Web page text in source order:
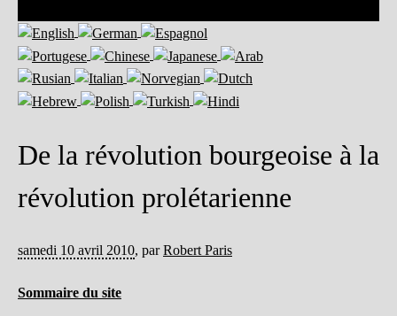
De la révolution bourgeoise à la
révolution prolétarienne
samedi 10 avril 2010, parRobert Paris
Sommaire du site